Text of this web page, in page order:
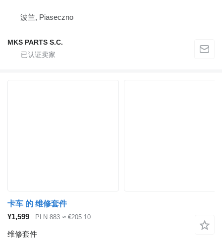
波兰, Piaseczno
MKS PARTS S.C.
卡车 的 维修套件
¥1,599
PLN 883 ≈ €205.10
维修套件